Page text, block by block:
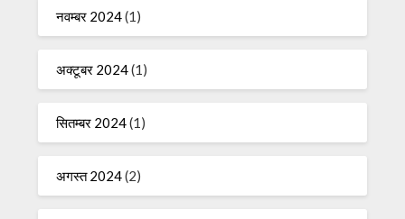
नवम्बर 2024(1)
अक्टूबर 2024(1)
सितम्बर 2024(1)
अगस्त 2024(2)